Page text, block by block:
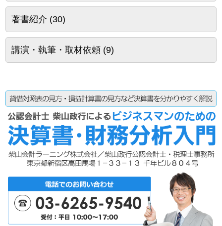
著書紹介 (30)
講演・執筆・取材依頼(9)